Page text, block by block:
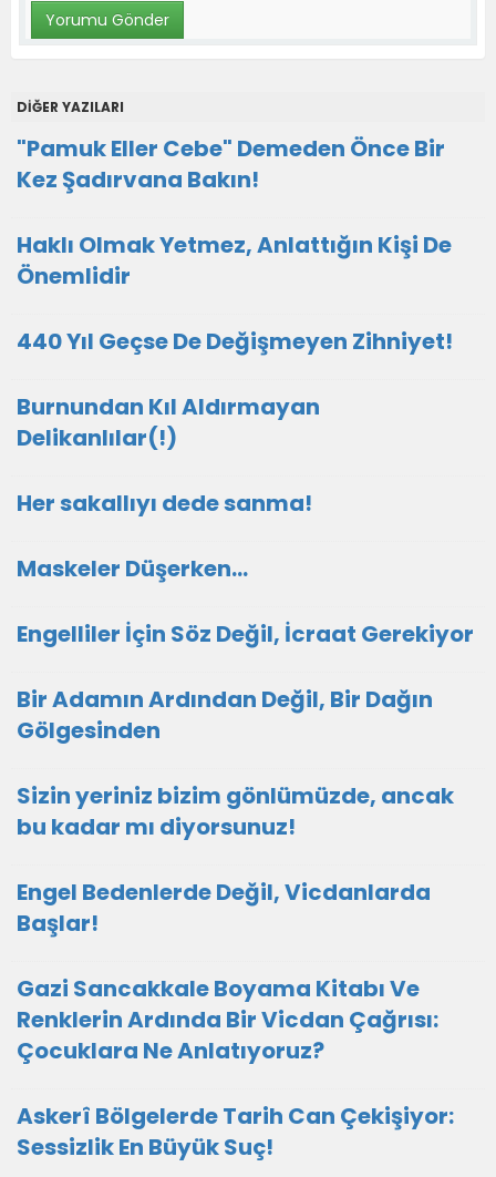
DİĞER YAZILARI
"Pamuk Eller Cebe" Demeden Önce Bir
Kez Şadırvana Bakın!
Haklı Olmak Yetmez, Anlattığın Kişi De
Önemlidir
440 Yıl Geçse De Değişmeyen Zihniyet!
Burnundan Kıl Aldırmayan
Delikanlılar(!)
Her sakallıyı dede sanma!
Maskeler Düşerken…
Engelliler İçin Söz Değil, İcraat Gerekiyor
Bir Adamın Ardından Değil, Bir Dağın
Gölgesinden
Sizin yeriniz bizim gönlümüzde, ancak
bu kadar mı diyorsunuz!
Engel Bedenlerde Değil, Vicdanlarda
Başlar!
Gazi Sancakkale Boyama Kitabı Ve
Renklerin Ardında Bir Vicdan Çağrısı:
Çocuklara Ne Anlatıyoruz?
Askerî Bölgelerde Tarih Can Çekişiyor:
Sessizlik En Büyük Suç!